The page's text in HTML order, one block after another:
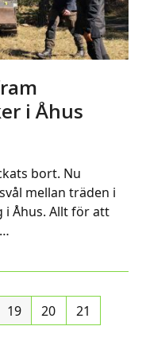
i Åhus
bort. Nu
mellan träden i
i Åhus. Allt för att
Page
19 Page
20 Page
21